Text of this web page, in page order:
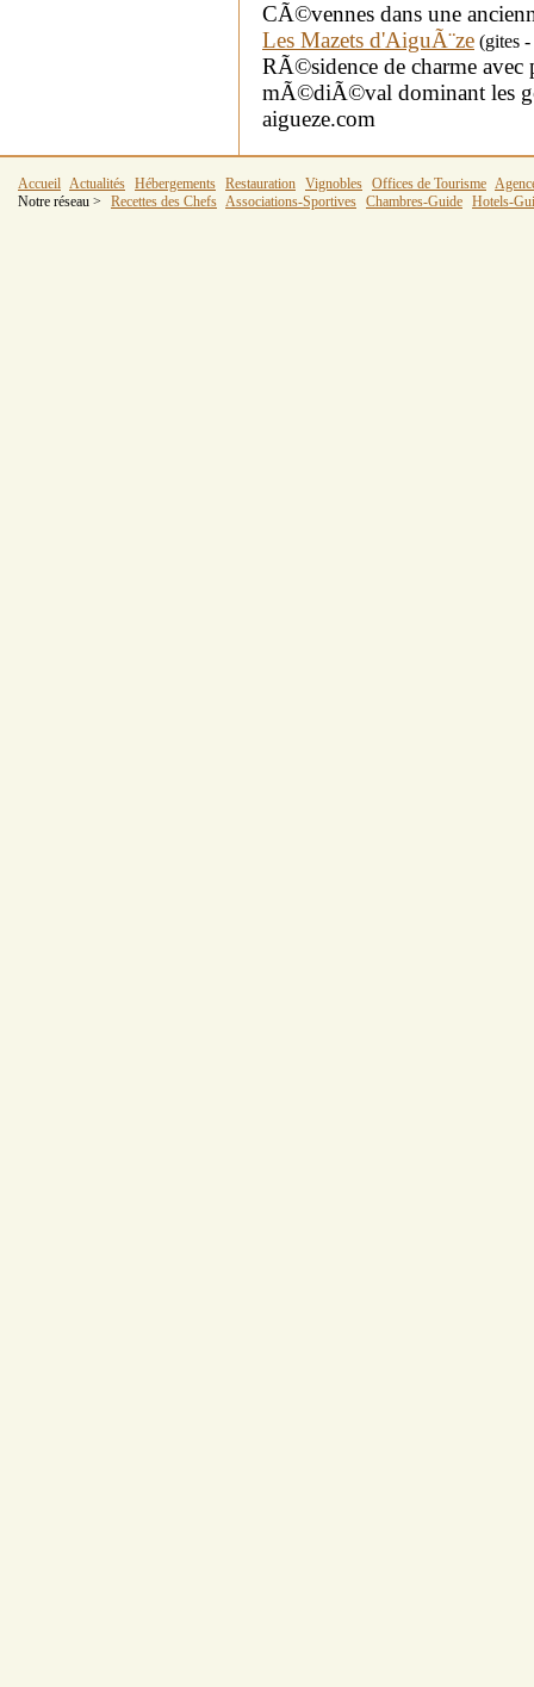
CÃ©vennes dans une
Les Mazets d'AiguÃ¨ze (gites
RÃ©sidence de charme
mÃ©diÃ©val dominant les
aigueze.com
Accueil Actualités Hébergements Restauration Vignobles Offices de Tourisme
Notre réseau >
Recettes des Chefs Associations-Sportives Chambres-Guide Hotels-